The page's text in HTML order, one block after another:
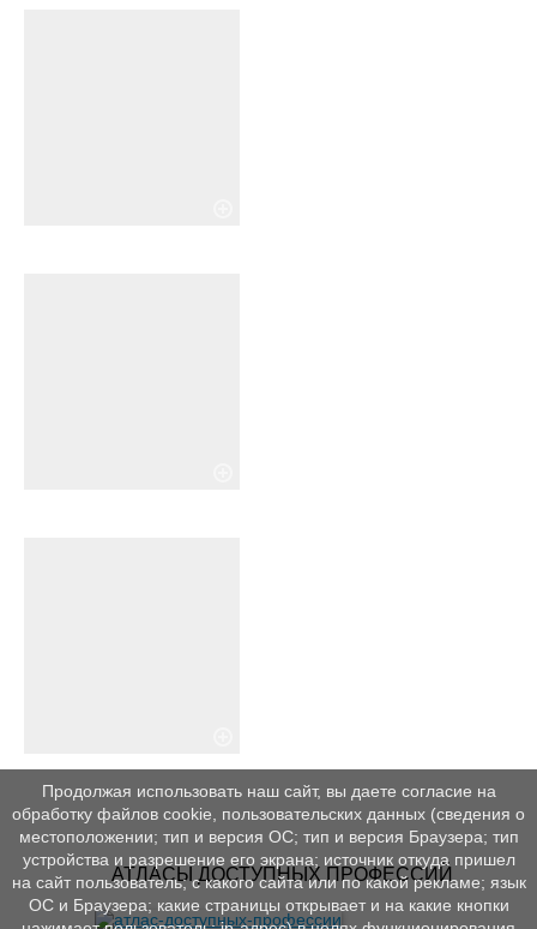
АТЛАСЫ ДОСТУПНЫХ ПРОФЕССИЙ
Продолжая использовать наш сайт, вы даете согласие на
обработку файлов cookie, пользовательских данных (сведения о
местоположении; тип и версия ОС; тип и версия Браузера; тип
устройства и разрешение его экрана; источник откуда пришел
на сайт пользователь; с какого сайта или по какой рекламе; язык
ОС и Браузера; какие страницы открывает и на какие кнопки